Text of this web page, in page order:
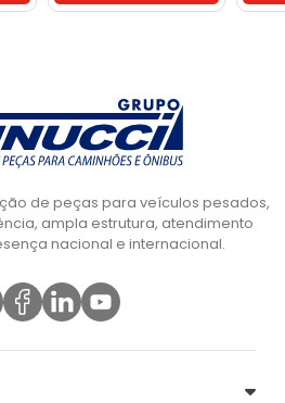
de peças para veículos pesados,
ampla estrutura, atendimento
nacional e internacional.